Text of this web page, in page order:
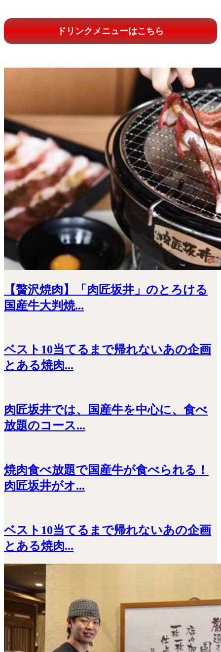
ドリンクメニューはこちら
【贅沢焼肉】「肉匠坂井」のとろける
国産牛大判焼...
ベスト10当てるまで帰れないあの企画
とある焼肉...
肉匠坂井では、国産牛を中心に、食べ
放題のコース...
焼肉食べ放題で国産牛が食べられる！
肉匠坂井がオ...
ベスト10当てるまで帰れないあの企画
とある焼肉...